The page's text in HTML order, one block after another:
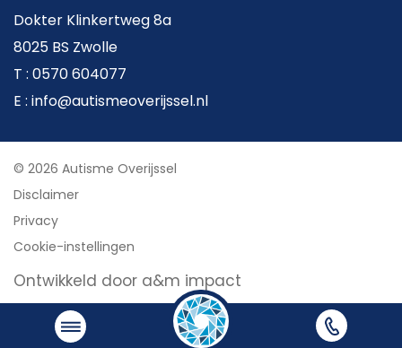
Dokter Klinkertweg 8a
8025 BS Zwolle
T : 0570 604077
E : info@autismeoverijssel.nl
© 2026 Autisme Overijssel
Disclaimer
Privacy
Cookie-instellingen
Ontwikkeld door a&m impact